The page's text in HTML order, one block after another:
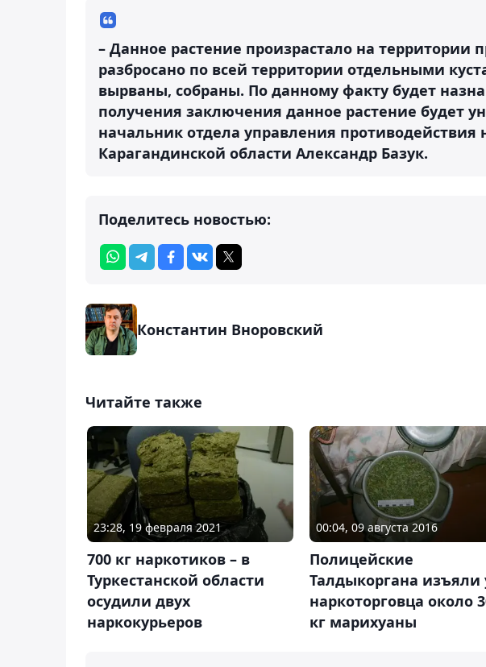
– Данное растение произрастало на территории
разбросано по всей территории отдельными
вырваны, собраны. По данному факту будет
получения заключения данное растение будет
начальник отдела управления противодействия
Карагандинской области Александр Базук.
Поделитесь новостью:
Константин Вноровский
Читайте также
23:28, 19 февраля 2021
700 кг наркотиков – в
Туркестанской области
осудили двух
наркокурьеров
00:04, 09 августа 2016
Полицейские
Талдыкоргана изъяли
наркоторговца около
кг марихуаны